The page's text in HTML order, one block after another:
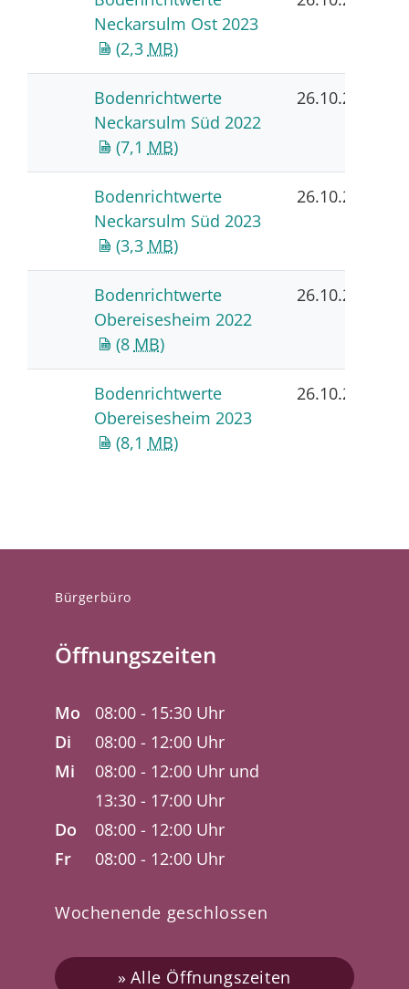
Neckarsulm Ost 2023
(2,3 MB)
Bodenrichtwerte
Neckarsulm Süd 2022
(7,1 MB)
26.10.2023
Bodenrichtwerte
Neckarsulm Süd 2023
(3,3 MB)
26.10.2023
Bodenrichtwerte
Obereisesheim 2022
(8 MB)
26.10.2023
Bodenrichtwerte
Obereisesheim 2023
(8,1 MB)
26.10.2023
Bürgerbüro
Öffnungszeiten
Mo
08:00 - 15:30 Uhr
Di
08:00 - 12:00 Uhr
Mi
08:00 - 12:00 Uhr und
13:30 - 17:00 Uhr
Do
08:00 - 12:00 Uhr
Fr
08:00 - 12:00 Uhr
Wochenende geschlossen
Alle Öffnungszeiten